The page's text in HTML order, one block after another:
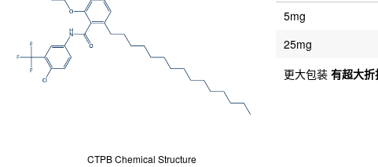
CTPB Chemical Structure
5mg
25mg
更大包装 有超大折